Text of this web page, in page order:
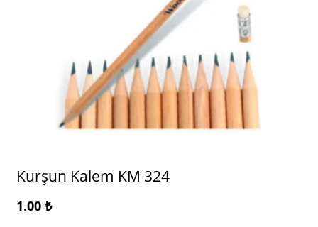
Kurşun Kalem KM 324
1.00 ₺